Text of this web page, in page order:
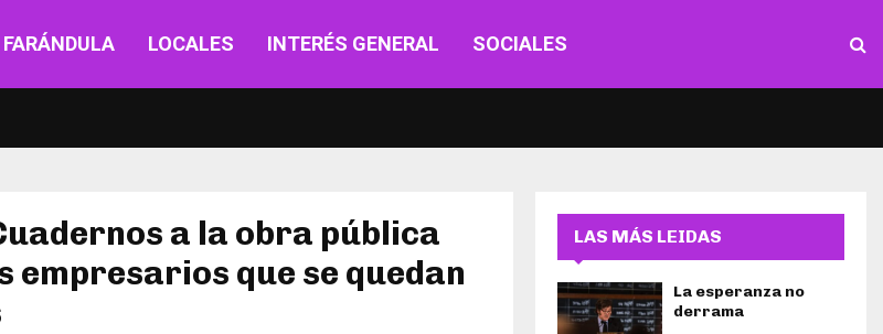
FARÁNDULA LOCALES INTERÉS GENERAL SOCIALES
a la obra pública
que se quedan
LAS MÁS LEIDAS
La esperanza no
derrama